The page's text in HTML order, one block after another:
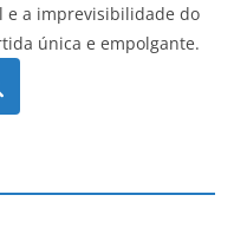
e a imprevisibilidade do
única e empolgante.